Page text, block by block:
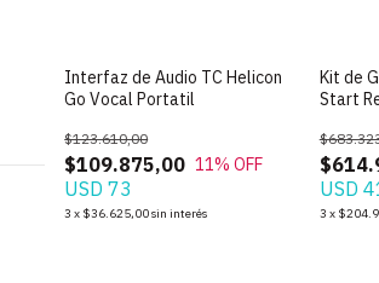
Interfaz de Audio TC Helicon
Go Vocal Portatil
$109.875,00
$123.610,00
11% OFF
USD 73
3 x $36.625,00sin interés
Kit de
Start
USD
3 x